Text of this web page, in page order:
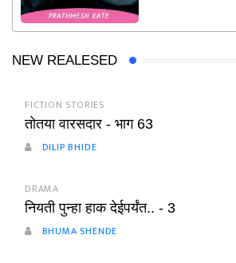
NEW REALESED
FICTION STORIES
तोतया वारसदार - भाग 63
DILIP BHIDE
DRAMA
नियती पुन्हा हाक देईपर्यंत.. - 3
BHUMA SHENDE